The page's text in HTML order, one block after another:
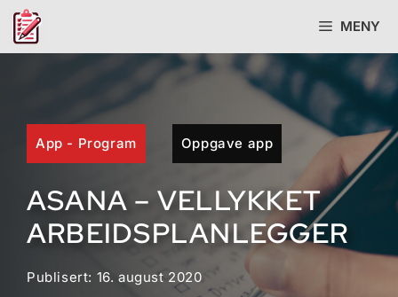
Hopp
MENY
App - Program Oppgave app
ASANA – VELLYKKET
ARBEIDSPLANLEGGER
Publisert: 16. august 2020